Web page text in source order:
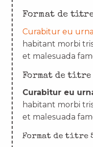
Format de
Curabitur eu
habitant morbi
et malesuada
Format de titre
Curabitur eu
habitant morbi
et malesuada
Format de titre